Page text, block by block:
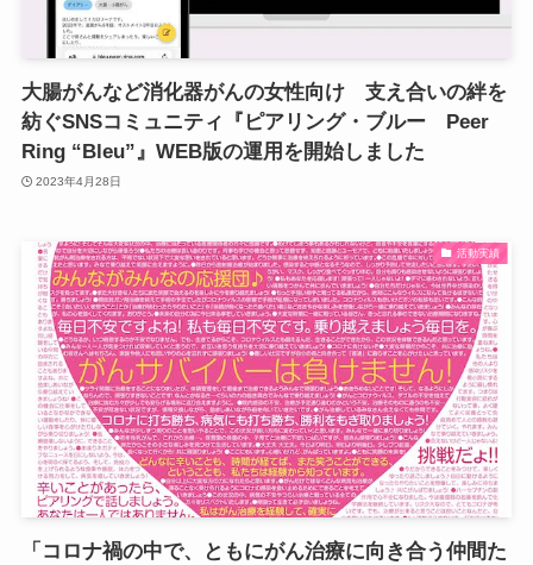
大腸がんなど消化器がんの女性向け 支え合いの絆を
紡ぐSNSコミュニティ『ピアリング・ブルー Peer
Ring “Bleu”』WEB版の運用を開始しました
2023年4月28日
活動実績
「コロナ禍の中で、ともにがん治療に向き合う仲間た